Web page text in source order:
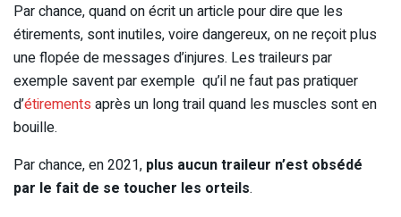
Par chance, quand on écrit un article pour dire que les
étirements, sont inutiles, voire dangereux, on ne reçoit plus
une flopée de messages d’injures. Les traileurs par
exemple savent par exemple qu’il ne faut pas pratiquer
d’étirements après un long trail quand les muscles sont en
bouille.
Par chance, en 2021, plus aucun traileur n’est obsédé
par le fait de se toucher les orteils.